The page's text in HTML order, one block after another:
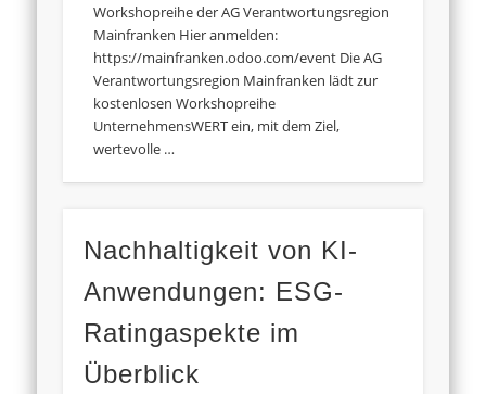
Workshopreihe der AG Verantwortungsregion
Mainfranken Hier anmelden:
https://mainfranken.odoo.com/event Die AG
Verantwortungsregion Mainfranken lädt zur
kostenlosen Workshopreihe
UnternehmensWERT ein, mit dem Ziel,
wertevolle …
Nachhaltigkeit von KI-
Anwendungen: ESG-
Ratingaspekte im
Überblick